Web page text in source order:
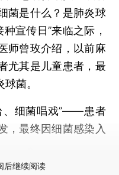
菌是什么？是肺炎球
宣传日”来临之际，
师曾玫介绍，以前麻
尤其是儿童患者，最
菌。
细菌唱戏”——患者
，最终因细菌感染入
后继续阅读